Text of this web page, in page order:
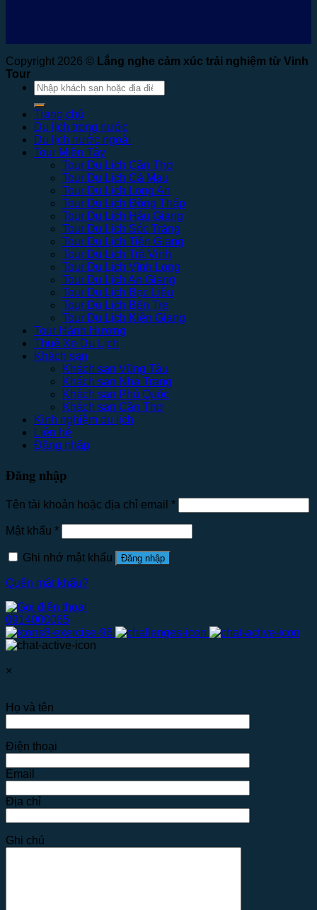
Copyright 2026 © Lắng nghe cảm xúc trải nghiệm từ Vinh
Tour
Tìm
kiếm:
Trang chủ
Du lịch trong nước
Du lịch nước ngoài
Tour Miền Tây
Tour Du Lịch Cần Thơ
Tour Du Lịch Cà Mau
Tour Du Lịch Long An
Tour Du Lịch Đồng Tháp
Tour Du Lịch Hậu Giang
Tour Du Lịch Sóc Trăng
Tour Du Lịch Tiền Giang
Tour Du Lịch Trà Vinh
Tour Du Lịch Vĩnh Long
Tour Du Lịch An Giang
Tour Du Lịch Bạc Liêu
Tour Du Lịch Bến Tre
Tour Du Lịch Kiên Giang
Tour Hành Hương
Thuê Xe Du Lịch
Khách sạn
Khách sạn Vũng Tàu
Khách sạn Nha Trang
Khách sạn Phú Quốc
Khách sạn Cần Thơ
Kinh nghiệm du lịch
Liên hệ
Đăng nhập
Đăng nhập
Tên tài khoản hoặc địa chỉ email *
Mật khẩu *
Ghi nhớ mật khẩu Đăng nhập
Quên mật khẩu?
0914000065
×
Họ và tên
Điện thoại
Email
Địa chỉ
Ghi chú